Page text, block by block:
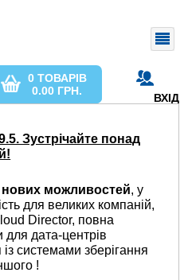
ВХІД
0 ТОВАРІВ
0.00 ГРН.
Зустрічайте понад
нових можливостей, у
для великих компаній,
Director, повна
для дата-центрів
системами зберігання
!